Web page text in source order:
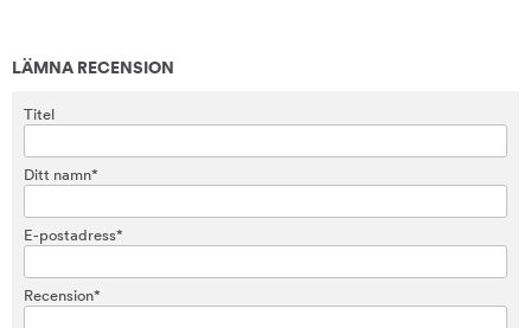
LÄMNA RECENSION
Titel
Ditt namn*
E-postadress*
Recension*